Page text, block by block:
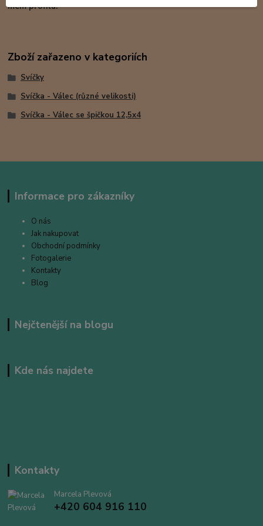
mém profilu.
Zboží zařazeno v kategoriích
Svíčky
Svíčka - Válec (různé velikosti)
Svíčka - Válec se špičkou 12,5x4
Informace pro zákazníky
O nás
Jak nakupovat
Obchodní podmínky
Fotogalerie
Kontakty
Blog
Nejčtenější na blogu
Kde nás najdete
Kontakty
Marcela Plevová
+420 604 916 110